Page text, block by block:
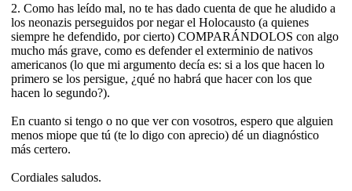
2. Como has leído mal, no te has dado cuenta de que he aludido a
los neonazis perseguidos por negar el Holocausto (a quienes
siempre he defendido, por cierto) COMPARÁNDOLOS con algo
mucho más grave, como es defender el exterminio de nativos
americanos (lo que mi argumento decía es: si a los que hacen lo
primero se los persigue, ¿qué no habrá que hacer con los que
hacen lo segundo?).
En cuanto si tengo o no que ver con vosotros, espero que alguien
menos miope que tú (te lo digo con aprecio) dé un diagnóstico
más certero.
Cordiales saludos.